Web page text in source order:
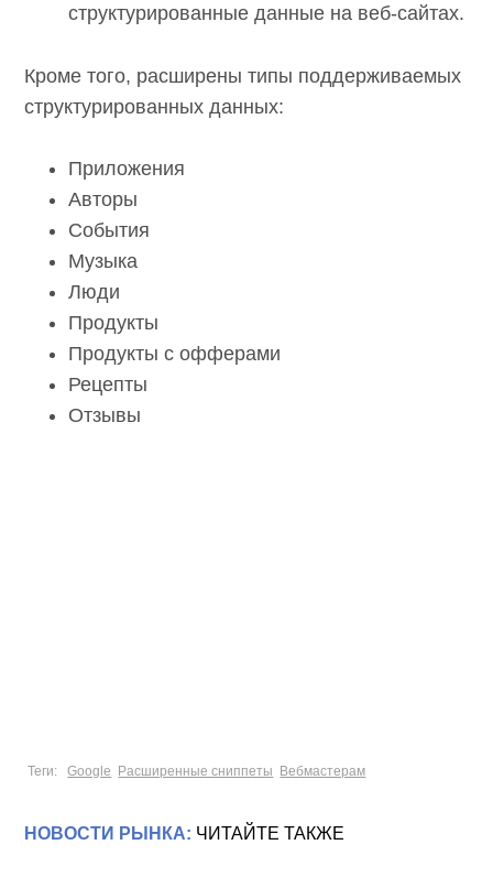
структурированные данные на веб-сайтах.
Кроме того, расширены типы поддерживаемых
структурированных данных:
Приложения
Авторы
События
Музыка
Люди
Продукты
Продукты с офферами
Рецепты
Отзывы
Теги: Google Расширенные сниппеты Вебмастерам
НОВОСТИ РЫНКА: ЧИТАЙТЕ ТАКЖЕ